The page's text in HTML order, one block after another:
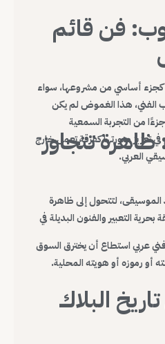
فن قائم
أساسي من مشروعها، سواء
الفني، هذا الغموض لم يكن
من التجربة السمعية
تعزيز صورتها كفرقة تعمل خارج
العربي.
ظاهرة تتجاوز
الموسيقى، لتتحول إلى ظاهرة
التعبير والفنون البديلة في
عربي استطاع أن يخترق السوق
أو رموزه أو هويته المحلية.
البلاك